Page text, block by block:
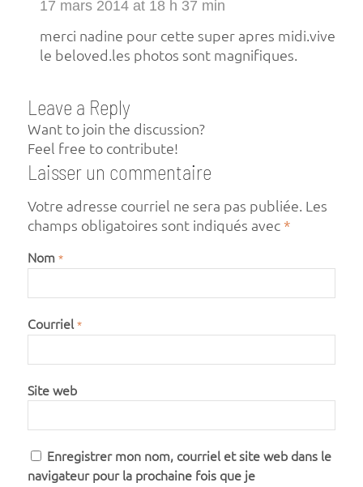
17 mars 2014 at 18 h 37 min
merci nadine pour cette super apres midi.vive
le beloved.les photos sont magnifiques.
Leave a Reply
Want to join the discussion?
Feel free to contribute!
Laisser un commentaire
Votre adresse courriel ne sera pas publiée. Les
champs obligatoires sont indiqués avec *
Nom *
Courriel *
Site web
Enregistrer mon nom, courriel et site web dans le
navigateur pour la prochaine fois que je